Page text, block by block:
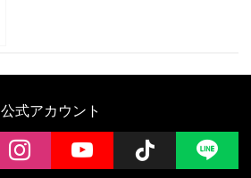
公式アカウント
instagramYouTube Follow